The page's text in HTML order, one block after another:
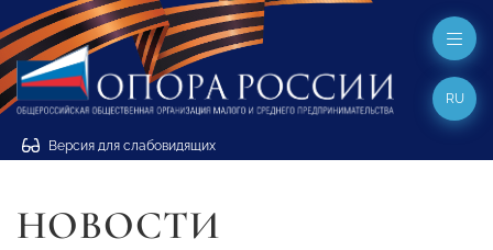
Версия для слабовидящих
RU
НОВОСТИ